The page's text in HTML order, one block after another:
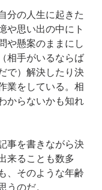
分の人生に起きた
や思い出の中にト
や懸案のままにし
相手がいるならば
で）解決したり決
業をしている。相
からないかも知れ
事を書きながら決
来ることも数多
、そのような年齢